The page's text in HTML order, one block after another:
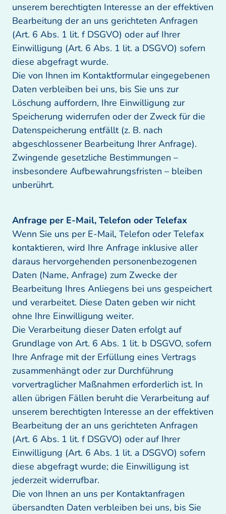
unserem berechtigten Interesse an der effektiven
Bearbeitung der an uns gerichteten Anfragen
(Art. 6 Abs. 1 lit. f DSGVO) oder auf Ihrer
Einwilligung (Art. 6 Abs. 1 lit. a DSGVO) sofern
diese abgefragt wurde.
Die von Ihnen im Kontaktformular eingegebenen
Daten verbleiben bei uns, bis Sie uns zur
Löschung auffordern, Ihre Einwilligung zur
Speicherung widerrufen oder der Zweck für die
Datenspeicherung entfällt (z. B. nach
abgeschlossener Bearbeitung Ihrer Anfrage).
Zwingende gesetzliche Bestimmungen –
insbesondere Aufbewahrungsfristen – bleiben
unberührt.
Wenn Sie uns per E-Mail, Telefon oder Telefax
kontaktieren, wird Ihre Anfrage inklusive aller
daraus hervorgehenden personenbezogenen
Daten (Name, Anfrage) zum Zwecke der
Bearbeitung Ihres Anliegens bei uns gespeichert
und verarbeitet. Diese Daten geben wir nicht
ohne Ihre Einwilligung weiter.
Die Verarbeitung dieser Daten erfolgt auf
Grundlage von Art. 6 Abs. 1 lit. b DSGVO, sofern
Ihre Anfrage mit der Erfüllung eines Vertrags
zusammenhängt oder zur Durchführung
vorvertraglicher Maßnahmen erforderlich ist. In
allen übrigen Fällen beruht die Verarbeitung auf
unserem berechtigten Interesse an der effektiven
Bearbeitung der an uns gerichteten Anfragen
(Art. 6 Abs. 1 lit. f DSGVO) oder auf Ihrer
Einwilligung (Art. 6 Abs. 1 lit. a DSGVO) sofern
diese abgefragt wurde; die Einwilligung ist
jederzeit widerrufbar.
Die von Ihnen an uns per Kontaktanfragen
übersandten Daten verbleiben bei uns, bis Sie